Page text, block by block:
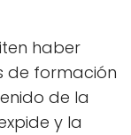
haber
de formación
de la
y la